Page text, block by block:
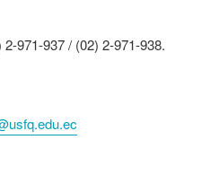
971-937 / (02) 2-971-938.